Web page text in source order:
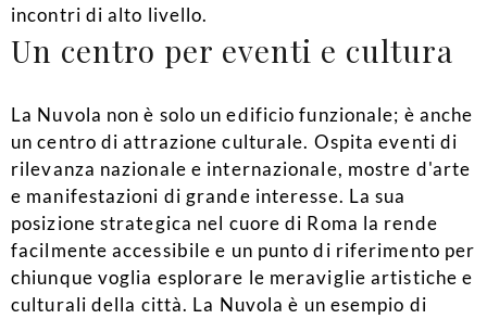
incontri di alto livello.
Un centro per eventi e cultura
La Nuvola non è solo un edificio funzionale; è anche
un centro di attrazione culturale. Ospita eventi di
rilevanza nazionale e internazionale, mostre d'arte
e manifestazioni di grande interesse. La sua
posizione strategica nel cuore di Roma la rende
facilmente accessibile e un punto di riferimento per
chiunque voglia esplorare le meraviglie artistiche e
culturali della città. La Nuvola è un esempio di